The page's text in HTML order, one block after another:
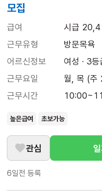
모집
급여
시급
근무유형
방문목욕
어르신정보
여성 · 3등
근무요일
월, 목 (주
근무시간
높은급여 초보가능
관심
6일전 등록